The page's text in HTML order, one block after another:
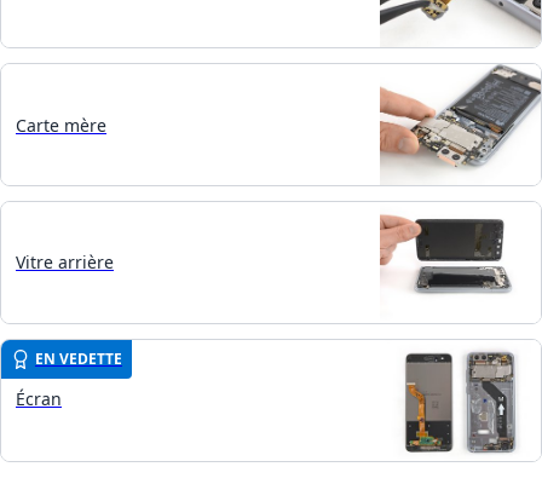
Carte mère
Vitre arrière
EN VEDETTE
Écran